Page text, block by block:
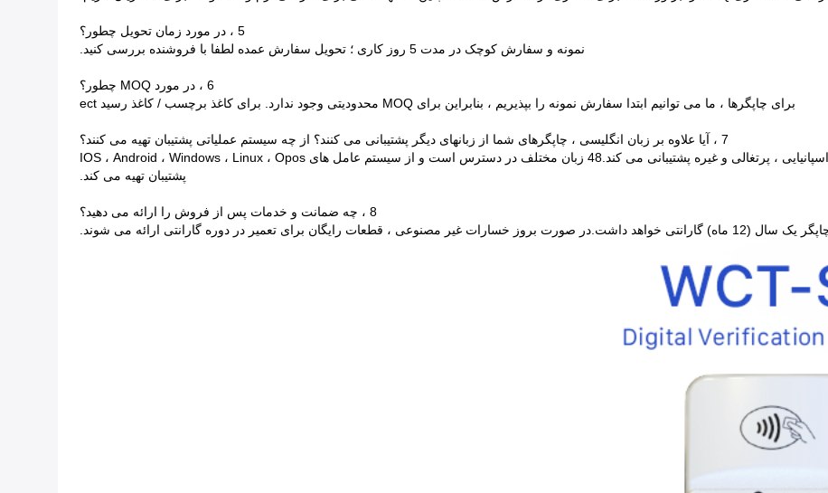
5 ، در مورد زمان تحویل چطور؟
نمونه و سفارش کوچک در مدت 5 روز کاری ؛ تحویل سفارش عمده لطفا با فروشنده بررسی کنید.
6 ، در مورد MOQ چطور؟
برای چاپگرها ، ما می توانیم ابتدا سفارش نمونه را بپذیریم ، بنابراین برای MOQ محدودیتی وجود ندارد. برای کاغذ برچسب / کاغذ رسید ect
7 ، آیا علاوه بر زبان انگلیسی ، چاپگرهای شما از زبانهای دیگر پشتیبانی می کنند؟ از چه سیستم عملیاتی پشتیبان تهیه می کنند؟
بله ، چاپگر ما نه تنها از زبان انگلیسی ، بلکه از روسی ، اسپانیایی ، پرتغالی و غیره پشتیبانی می کند.48 زبان مختلف در دسترس است و از سیستم عامل های IOS ، Android ، Windows ، Linux ، Opos
پشتیبان تهیه می کند.
8 ، چه ضمانت و خدمات پس از فروش را ارائه می دهید؟
خواهد داشت.در صورت بروز خسارات غیر مصنوعی ، قطعات رایگان برای تعمیر در دوره گارانتی ارائه می شوند.